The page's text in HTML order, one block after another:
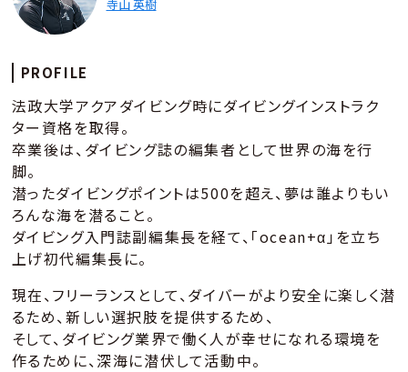
寺山 英樹
PROFILE
法政大学アクアダイビング時にダイビングインストラク
ター資格を取得。
卒業後は、ダイビング誌の編集者として世界の海を行
脚。
潜ったダイビングポイントは500を超え、夢は誰よりもい
ろんな海を潜ること。
ダイビング入門誌副編集長を経て、「ocean+α」を立ち
上げ初代編集長に。
現在、フリーランスとして、ダイバーがより安全に楽しく潜
るため、新しい選択肢を提供するため、
そして、ダイビング業界で働く人が幸せになれる環境を
作るために、深海に潜伏して活動中。